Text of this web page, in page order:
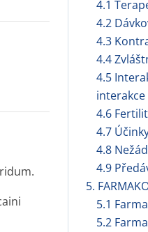
4.1
4.2
4.3
4.4
4.5
interakce
4.6
4.7
4.8
4.9
5.
5.1
5.2